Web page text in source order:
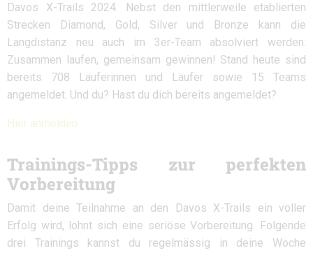
Davos X-Trails 2024. Nebst den mittlerweile etablierten
Strecken Diamond, Gold, Silver und Bronze kann die
Langdistanz neu auch im 3er-Team absolviert werden.
Zusammen laufen, gemeinsam gewinnen! Stand heute sind
bereits 708 Läuferinnen und Läufer sowie 15 Teams
angemeldet. Und du? Hast du dich bereits angemeldet?
Hier anmelden
Trainings-Tipps zur perfekten
Vorbereitung
Damit deine Teilnahme an den Davos X-Trails ein voller
Erfolg wird, lohnt sich eine seriöse Vorbereitung. Folgende
drei Trainings kannst du regelmässig in deine Woche